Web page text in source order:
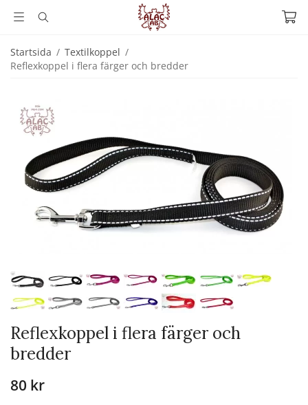
Startsida / Textilkoppel /
Reflexkoppel i flera färger och bredder
Reflexkoppel i flera färger och
bredder
80 kr